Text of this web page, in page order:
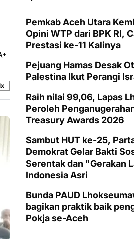
Pemkab Aceh Utara
Opini WTP dari BPK RI,
Prestasi ke-11 Kalinya
Pejuang Hamas Desak
Palestina Ikut Perangi
Raih nilai 99,06, Lapas
Peroleh
Treasury Awards 2026
Sambut HUT ke-25,
Demokrat Gelar Bakti
Serentak dan "Gerakan
Indonesia Asri
Bunda PAUD
bagikan praktik baik
Pokja se-Aceh